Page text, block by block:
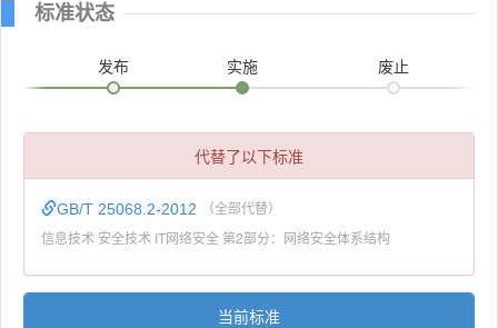
标准状态
发布 实施 废止
代替了以下标准
GB/T 25068.2-2012 （全部代替）
信息技术 安全技术 IT网络安全 第2部分：网络安全体系结构
当前标准